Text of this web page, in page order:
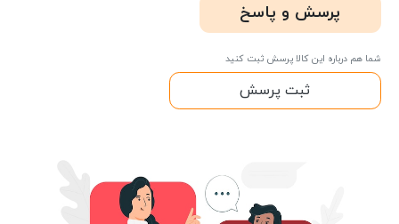
پرسش و پاسخ
شما هم درباره این کالا پرسش ثبت کنید
ثبت پرسش